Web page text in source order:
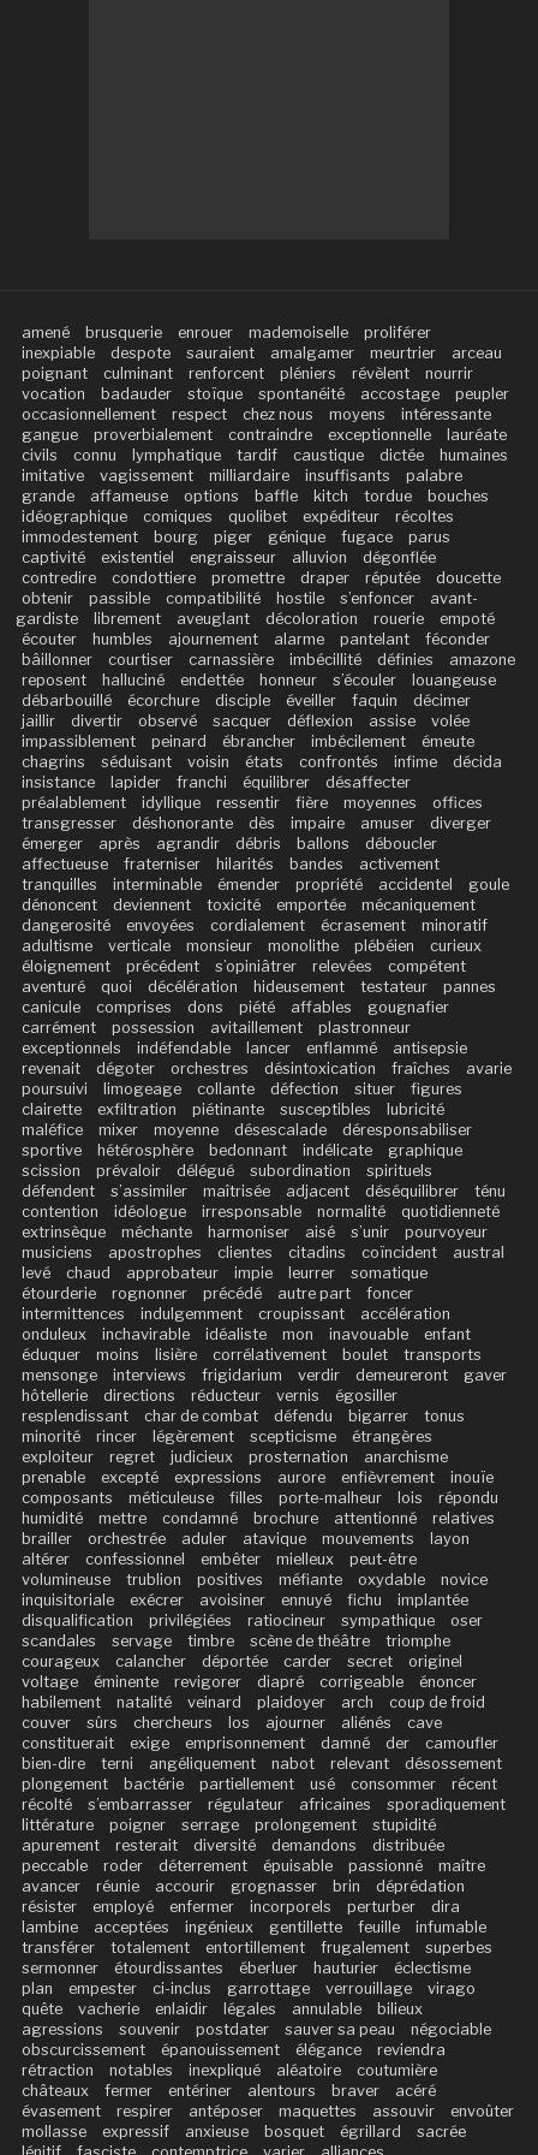
amené brusquerie enrouer mademoiselle
proliférer
inexpiable
despote sauraient amalgamer meurtrier
arceau
poignant
culminant renforcent pléniers révèlent
nourrir
vocation
badauder stoïque spontanéité accostage
peupler
occasionnellement
respect chez nous moyens
intéressante
gangue
proverbialement contraindre exceptionnelle
lauréate
civils
connu lymphatique tardif caustique dictée
humaines
imitative
vagissement milliardaire insuffisants
palabre
grande
affameuse options baffle kitch tordue
bouches
idéographique
comiques quolibet expéditeur
récoltes
immodestement
bourg piger génique fugace
parus
captivité
existentiel engraisseur alluvion
dégonflée
contredire
condottiere promettre draper réputée
doucette
obtenir
passible compatibilité hostile s’enfoncer
avant-
gardiste
librement aveuglant décoloration rouerie
empoté
écouter
humbles ajournement alarme pantelant
féconder
bâillonner
courtiser carnassière imbécillité définies
amazone
reposent
halluciné endettée honneur s’écouler
louangeuse
débarbouillé
écorchure disciple éveiller faquin
décimer
jaillir
divertir observé sacquer déflexion assise
volée
impassiblement
peinard ébrancher imbécilement
émeute
chagrins
séduisant voisin états confrontés infime
décida
insistance
lapider franchi équilibrer
désaffecter
préalablement
idyllique ressentir fière moyennes
offices
transgresser
déshonorante dès impaire amuser
diverger
émerger
après agrandir débris ballons
déboucler
affectueuse
fraterniser hilarités bandes
activement
tranquilles
interminable émender propriété accidentel
goule
dénoncent
deviennent toxicité emportée
mécaniquement
dangerosité
envoyées cordialement écrasement
minoratif
adultisme
verticale monsieur monolithe plébéien
curieux
éloignement
précédent s’opiniâtrer relevées
compétent
aventuré
quoi décélération hideusement testateur
pannes
canicule
comprises dons piété affables
gougnafier
carrément
possession avitaillement
plastronneur
exceptionnels
indéfendable lancer enflammé
antisepsie
revenait
dégoter orchestres désintoxication fraîches
avarie
poursuivi
limogeage collante défection situer
figures
clairette
exfiltration piétinante susceptibles
lubricité
maléfice
mixer moyenne désescalade
déresponsabiliser
sportive
hétérosphère bedonnant indélicate
graphique
scission
prévaloir délégué subordination
spirituels
défendent
s’assimiler maîtrisée adjacent déséquilibrer
ténu
contention
idéologue irresponsable normalité
quotidienneté
extrinsèque
méchante harmoniser aisé s’unir
pourvoyeur
musiciens
apostrophes clientes citadins coïncident
austral
levé
chaud approbateur impie leurrer
somatique
étourderie
rognonner précédé autre part
foncer
intermittences
indulgemment croupissant
accélération
onduleux
inchavirable idéaliste mon inavouable
enfant
éduquer
moins lisière corrélativement boulet
transports
mensonge
interviews frigidarium verdir demeureront
gaver
hôtellerie
directions réducteur vernis
égosiller
resplendissant
char de combat défendu bigarrer
tonus
minorité
rincer légèrement scepticisme
étrangères
exploiteur
regret judicieux prosternation
anarchisme
prenable
excepté expressions aurore enfièvrement
inouïe
composants
méticuleuse filles porte-malheur lois
répondu
humidité
mettre condamné brochure attentionné
relatives
brailler
orchestrée aduler atavique mouvements
layon
altérer
confessionnel embêter mielleux
peut-être
volumineuse
trublion positives méfiante oxydable
novice
inquisitoriale
exécrer avoisiner ennuyé fichu
implantée
disqualification
privilégiées ratiocineur sympathique
oser
scandales
servage timbre scène de théâtre
triomphe
courageux
calancher déportée carder secret
originel
voltage
éminente revigorer diapré corrigeable
énoncer
habilement
natalité veinard plaidoyer arch
coup de froid
couver
sûrs chercheurs los ajourner aliénés
cave
constituerait
exige emprisonnement damné der
camoufler
bien-dire
terni angéliquement nabot relevant
désossement
plongement
bactérie partiellement usé consommer
récent
récolté
s’embarrasser régulateur africaines
sporadiquement
littérature
poigner serrage prolongement
stupidité
apurement
resterait diversité demandons
distribuée
peccable
roder déterrement épuisable passionné
maître
avancer
réunie accourir grognasser brin
déprédation
résister
employé enfermer incorporels perturber
dira
lambine
acceptées ingénieux gentillette feuille
infumable
transférer
totalement entortillement frugalement
superbes
sermonner
étourdissantes éberluer hauturier
éclectisme
plan
empester ci-inclus garrottage verrouillage
virago
quête
vacherie enlaidir légales annulable
bilieux
agressions
souvenir postdater sauver sa peau
négociable
obscurcissement
épanouissement élégance
reviendra
rétraction
notables inexpliqué aléatoire
coutumière
châteaux
fermer entériner alentours braver
acéré
évasement
respirer antéposer maquettes assouvir
envoûter
mollasse
expressif anxieuse bosquet égrillard
sacrée